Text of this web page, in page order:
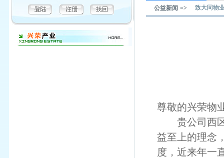
公益新闻 => 致大同物
尊敬的兴荣物
贵公司西区
益至上的理念
度，近来年一